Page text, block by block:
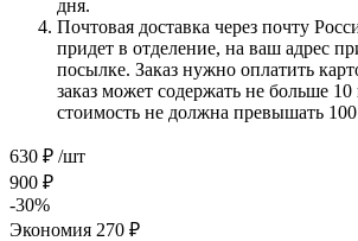
дня.
Почтовая доставка через почту
придет в отделение, на ваш адрес
посылке. Заказ нужно оплатить
заказ может содержать не больше
стоимость не должна превышать
630 ₽ /шт
900 ₽
-30%
Экономия 270 ₽